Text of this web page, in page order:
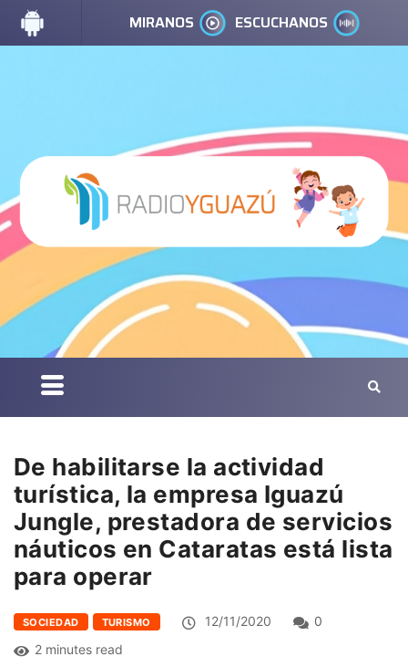
MIRANOS ESCUCHANOS
De habilitarse la actividad
turística, la empresa Iguazú
Jungle, prestadora de servicios
náuticos en Cataratas está lista
para operar
SOCIEDAD TURISMO 12/11/2020
0
2 minutes read